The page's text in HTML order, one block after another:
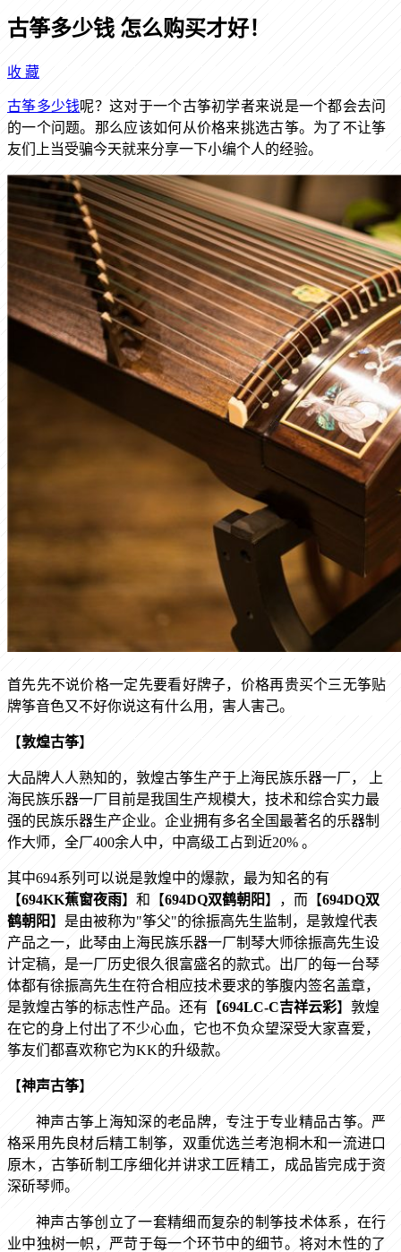
古筝多少钱 怎么购买才好！
收 藏
古筝多少钱呢？这对于一个古筝初学者来说是一个都会去问
的一个问题。那么应该如何从价格来挑选古筝。为了不让筝
友们上当受骗今天就来分享一下小编个人的经验。
首先先不说价格一定先要看好牌子，价格再贵买个三无筝贴
牌筝音色又不好你说这有什么用，害人害己。
【敦煌古筝】
大品牌人人熟知的，敦煌古筝生产于上海民族乐器一厂，
上
海民族乐器一厂目前是我国生产规模大，技术和综合实力最
强的民族乐器生产企业。企业拥有多名全国最著名的乐器制
作大师，全厂400余人中，中高级工占到近20% 。
其中694系列可以说是敦煌中的爆款，最为知名的有
【694KK蕉窗夜雨】和【694DQ双鹤朝阳】，而【694DQ双
鹤朝阳】 是由被称为"筝父"的徐振高先生监制，是敦煌代表
产品之一，此琴由上海民族乐器一厂制琴大师徐振高先生设
计定稿，是一厂历史很久很富盛名的款式。出厂的每一台琴
体都有徐振高先生在符合相应技术要求的筝腹内签名盖章，
是敦煌古筝的标志性产品。还有【694LC-C吉祥云彩】敦煌
在它的身上付出了不少心血，它也不负众望深受大家喜爱，
筝友们都喜欢称它为KK的升级款。
【神声古筝】
神声古筝上海知深的老品牌，专注于专业精品古筝。严
格采用先良材后精工制筝，双重优选兰考泡桐木和一流进口
原木，古筝斫制工序细化并讲求工匠精工，成品皆完成于资
深斫琴师。
神声古筝创立了一套精细而复杂的制筝技术体系，在行
业中独树一帜，严苛于每一个环节中的细节。将对木性的了